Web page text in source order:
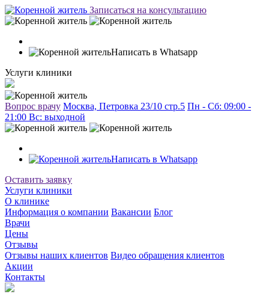
Записаться на консультацию
Написать в Whatsapp
Услуги клиники
Вопрос врачу Москва, Петровка 23/10 стр.5 Пн - Сб: 09:00 -
21:00 Вc: выходной
Написать в Whatsapp
Оставить заявку
Услуги клиники
О клинике
Информация о компании Вакансии Блог
Врачи
Цены
Отзывы
Отзывы наших клиентов Видео обращения клиентов
Акции
Контакты